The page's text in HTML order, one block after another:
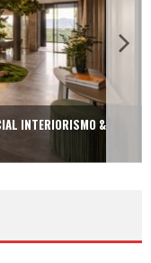
INTERIORISMO &